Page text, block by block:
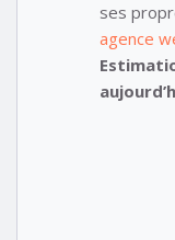
ses
agence